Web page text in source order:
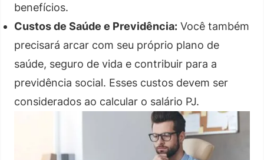
benefícios.
Custos de Saúde e Previdência: Você também
precisará arcar com seu próprio plano de
saúde, seguro de vida e contribuir para a
previdência social. Esses custos devem ser
considerados ao calcular o salário PJ.